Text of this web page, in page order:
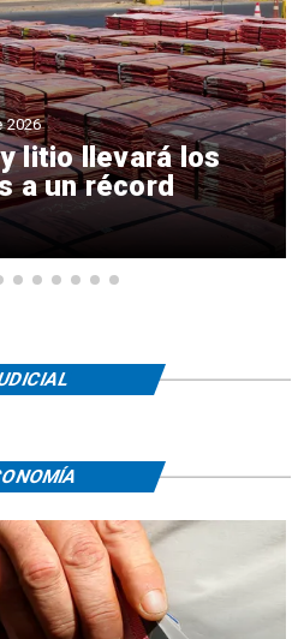
litio llevará los
a un récord
2026